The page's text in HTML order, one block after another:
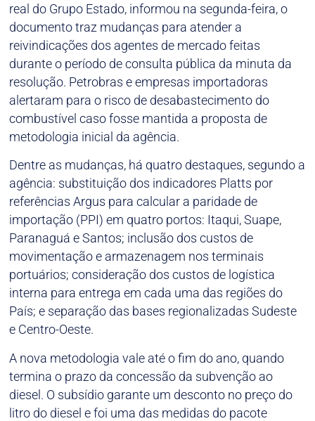
real do Grupo Estado, informou na segunda-feira, o
documento traz mudanças para atender a
reivindicações dos agentes de mercado feitas
durante o período de consulta pública da minuta da
resolução. Petrobras e empresas importadoras
alertaram para o risco de desabastecimento do
combustível caso fosse mantida a proposta de
metodologia inicial da agência.
Dentre as mudanças, há quatro destaques, segundo a
agência: substituição dos indicadores Platts por
referências Argus para calcular a paridade de
importação (PPI) em quatro portos: Itaqui, Suape,
Paranaguá e Santos; inclusão dos custos de
movimentação e armazenagem nos terminais
portuários; consideração dos custos de logística
interna para entrega em cada uma das regiões do
País; e separação das bases regionalizadas Sudeste
e Centro-Oeste.
A nova metodologia vale até o fim do ano, quando
termina o prazo da concessão da subvenção ao
diesel. O subsídio garante um desconto no preço do
litro do diesel e foi uma das medidas do pacote